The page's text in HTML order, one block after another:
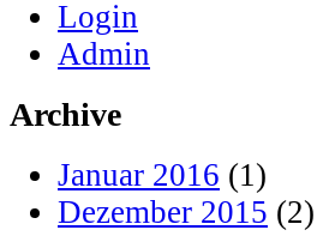
Login
Admin
Archive
Januar 2016 (1)
Dezember 2015 (2)